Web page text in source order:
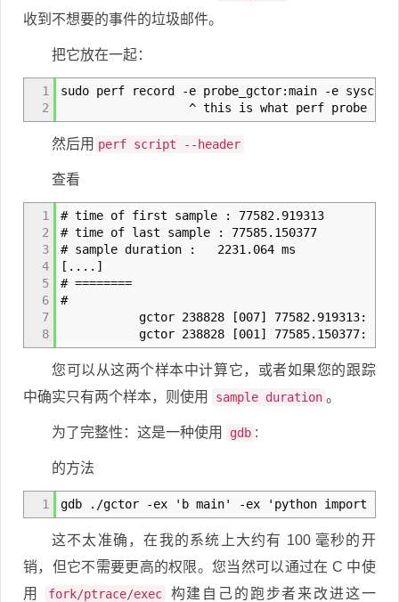
收到不想要的事件的垃圾邮件。
把它放在一起：
1
2
sudo perf record -e probe_gctor:main -e
^ this is what perf probe told
然后用 perf script --header
查看
1
2
3
4
5
6
7
8
# time of first sample : 77582.919313
# time of last sample : 77585.150377
# sample duration : 2231.064 ms
[....]
# ========
#
gctor 238828 [007] 77582.919313:
gctor 238828 [001] 77585.150377:
您可以从这两个样本中计算它，或者如果您的跟踪
中确实只有两个样本，则使用
sample duration 。
为了完整性：这是一种使用 gdb :
的方法
1 gdb ./gctor -ex 'b main' -ex 'python import
这不太准确，在我的系统上大约有 100 毫秒的开
销，但它不需要更高的权限。您当然可以通过在 C 中使
用
fork/ptrace/exec
构建自己的跑步者来改进这一